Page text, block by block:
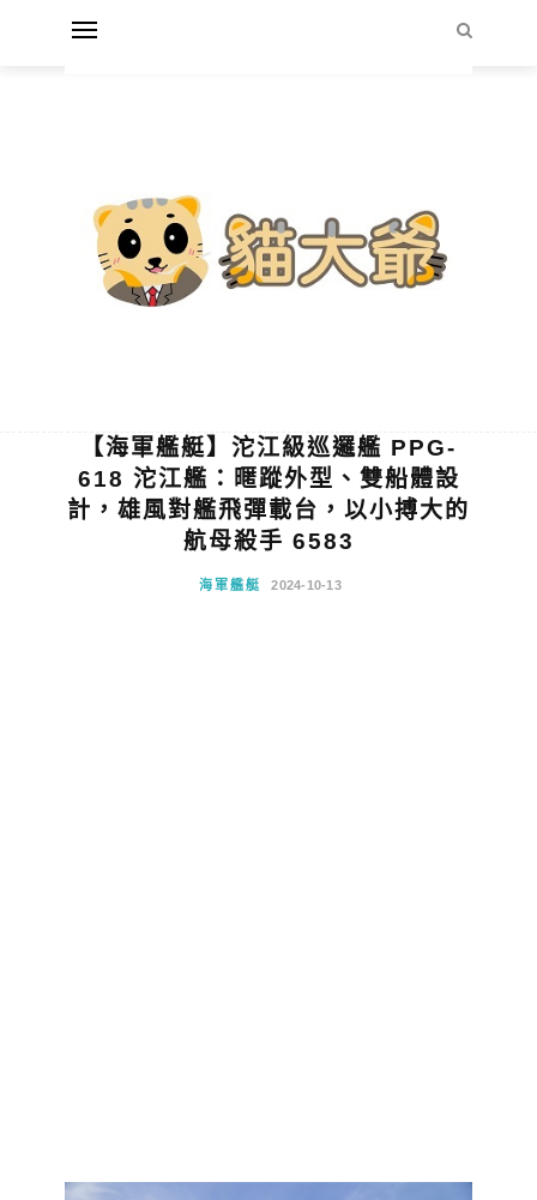
【海軍艦艇】沱江級巡邏艦 PPG-
618 沱江艦：暱蹤外型、雙船體設
計，雄風對艦飛彈載台，以小搏大的
航母殺手 6583
海軍艦艇 2024-10-13